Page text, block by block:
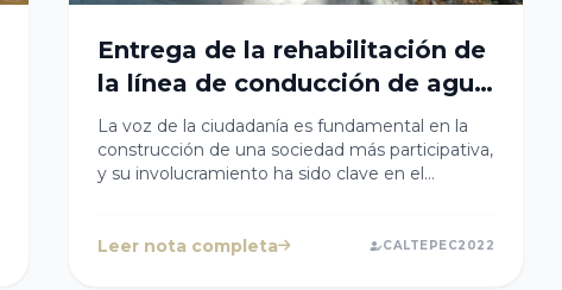
Entrega de la rehabilitación de
la línea de conducción de agua
potable paraje el Cuatillo en la
localidad de El Plan de San
Miguel.
La voz de la ciudadanía es fundamental en la
construcción de una sociedad más participativa,
y su involucramiento ha sido clave en el
de la Presidenta Cristy Cabanzo reconocemos a
Leer nota completa CALTEPEC2022